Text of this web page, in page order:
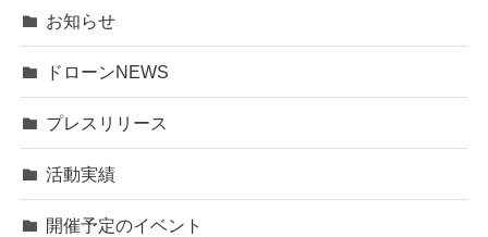
お知らせ
ドローンNEWS
プレスリリース
活動実績
開催予定のイベント